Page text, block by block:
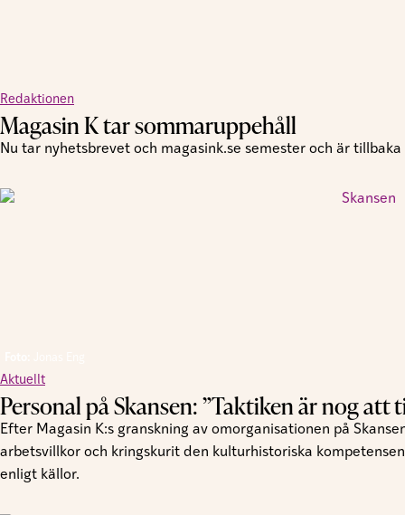
Redaktionen
Magasin K tar sommaruppehåll
Nu tar nyhetsbrevet och magasink.se semester och är
Aktuellt
Personal på Skansen: ”Taktiken är nog att
Efter Magasin K:s granskning av omorganisationen på
arbetsvillkor och kringskurit den kulturhistoriska
enligt källor.